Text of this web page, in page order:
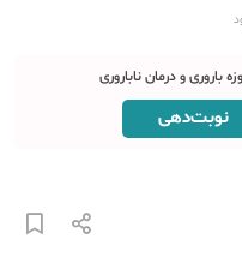
باروری و درمان ناباروری
نوبت‌دهی